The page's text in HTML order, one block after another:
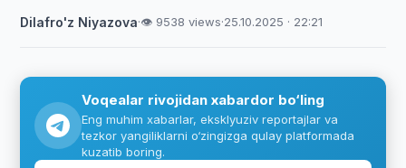
Dilafro'z Niyazova·👁 9538 views·25.10.2025 · 22:21
Voqealar rivojidan xabardor bo‘ling
Eng muhim xabarlar, eksklyuziv reportajlar va
tezkor yangiliklarni o‘zingizga qulay platformada
kuzatib boring.